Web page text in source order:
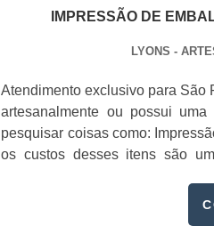
IMPRESSÃO DE
LYONS -
Atendimento exclusivo para São
artesanalmente ou possui uma
pesquisar coisas como:
os custos desses itens são
assim, as embalagens deixaram